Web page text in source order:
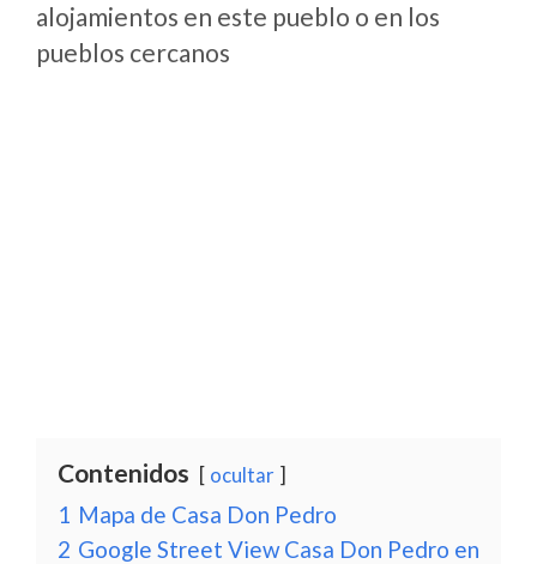
alojamientos en este pueblo o en los
pueblos cercanos
Contenidos ocultar
1 Mapa de Casa Don Pedro
2 Google Street View Casa Don Pedro en